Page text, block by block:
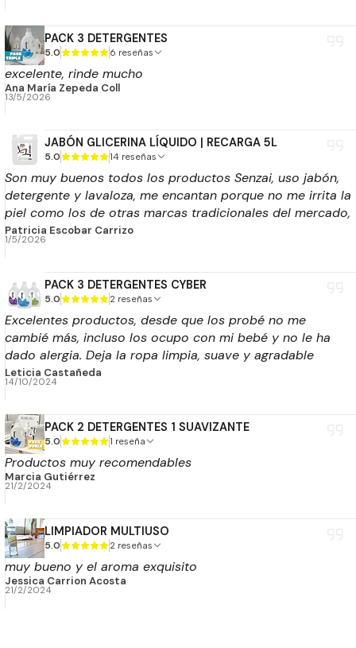
PACK 3 DETERGENTES
5.0 6 reseñas
excelente, rinde mucho
Ana María Zepeda Coll
13/5/2026
JABÓN GLICERINA LÍQUIDO | RECARGA 5L
5.0 14 reseñas
Son muy buenos todos los productos Senzai, uso jabón,
detergente y lavaloza, me encantan porque no me irrita la
piel como los de otras marcas tradicionales del mercado,
excelente calidad lo recomiendo!
Patricia Escobar Carrizo
1/5/2026
PACK 3 DETERGENTES CYBER
5.0 2 reseñas
Excelentes productos, desde que los probé no me
cambié más, incluso los ocupo con mi bebé y no le ha
dado alergia. Deja la ropa limpia, suave y agradable
aroma. Ni siquiera ocupo suavizante.
Leticia Castañeda
14/10/2024
PACK 2 DETERGENTES 1 SUAVIZANTE
5.0 1 reseña
Productos muy recomendables
Marcia Gutiérrez
21/2/2024
LIMPIADOR MULTIUSO
5.0 2 reseñas
muy bueno y el aroma exquisito
Jessica Carrion Acosta
21/2/2024